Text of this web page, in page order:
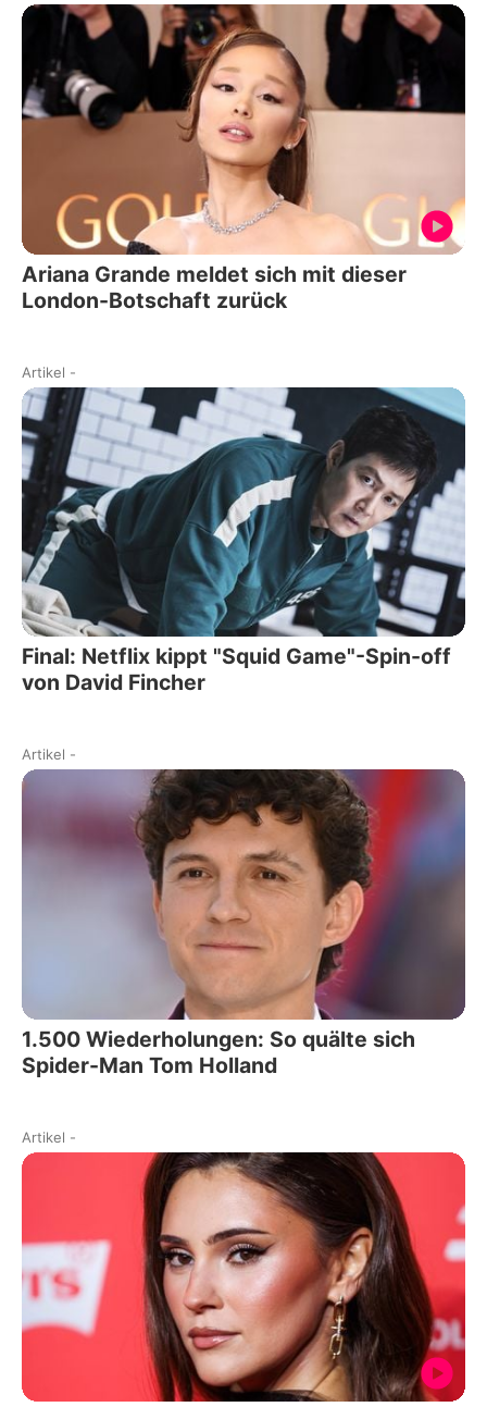
Ariana Grande meldet sich mit dieser
London-Botschaft zurück
Artikel -
Final: Netflix kippt "Squid Game"-Spin-off
von David Fincher
Artikel -
1.500 Wiederholungen: So quälte sich
Spider-Man Tom Holland
Artikel -